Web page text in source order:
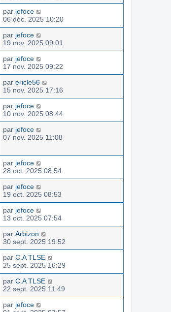
par jefoce
06 déc. 2025 10:20
par jefoce
19 nov. 2025 09:01
par jefoce
17 nov. 2025 09:22
par ericle56
15 nov. 2025 17:16
par jefoce
10 nov. 2025 08:44
par jefoce
07 nov. 2025 11:08
par jefoce
28 oct. 2025 08:54
par jefoce
19 oct. 2025 08:53
par jefoce
13 oct. 2025 07:54
par Arbizon
30 sept. 2025 19:52
par C.A TLSE
25 sept. 2025 16:29
par C.A TLSE
22 sept. 2025 11:49
par jefoce